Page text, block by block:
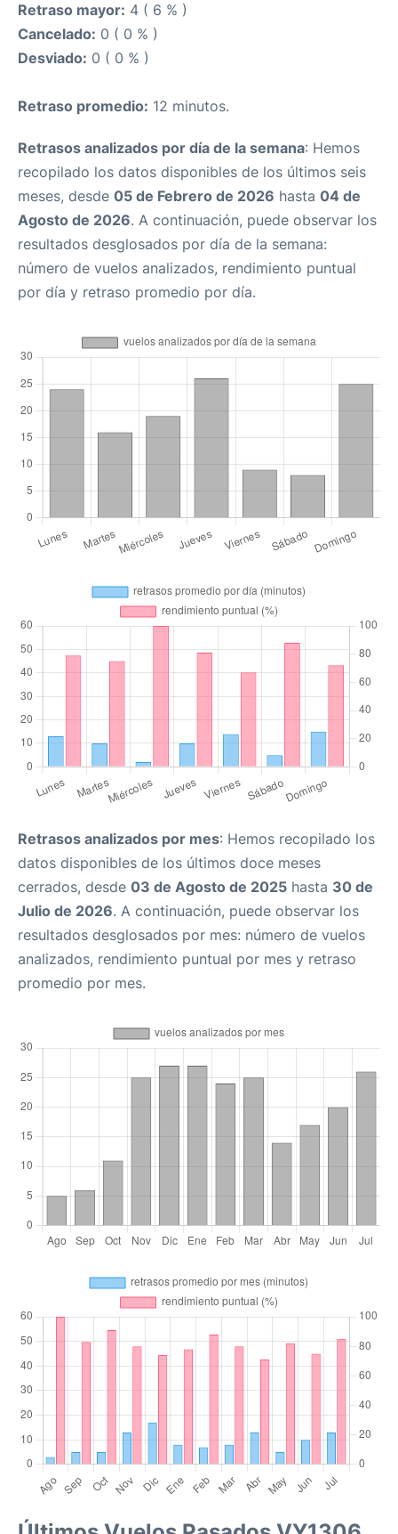
Retraso mayor: 4 ( 6 % )
Cancelado: 0 ( 0 % )
Desviado: 0 ( 0 % )
Retraso promedio: 12 minutos.
Retrasos analizados por día de la semana: Hemos
recopilado los datos disponibles de los últimos seis
meses, desde 05 de Febrero de 2026 hasta 04 de
Agosto de 2026. A continuación, puede observar los
resultados desglosados por día de la semana:
número de vuelos analizados, rendimiento puntual
por día y retraso promedio por día.
Retrasos analizados por mes: Hemos recopilado los
datos disponibles de los últimos doce meses
cerrados, desde 03 de Agosto de 2025 hasta 30 de
Julio de 2026. A continuación, puede observar los
resultados desglosados por mes: número de vuelos
analizados, rendimiento puntual por mes y retraso
promedio por mes.